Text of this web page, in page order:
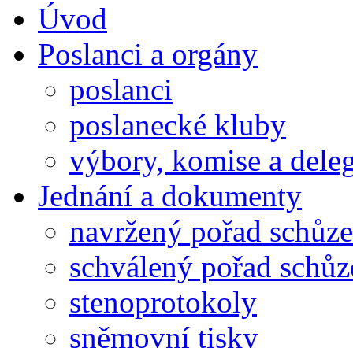
Úvod
Poslanci a orgány
poslanci
poslanecké kluby
výbory, komise a
Jednání a dokumenty
navržený pořad schůze
schválený pořad
stenoprotokoly
sněmovní tisky